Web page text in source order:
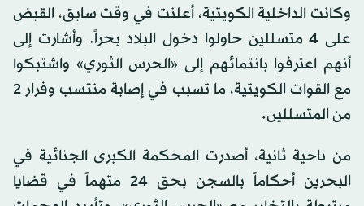
وكانت الداخلية الكويتية، أعلنت في وقت سابق، القبض
على 4 متسللين حاولوا دخول البلاد بحراً. وأشارت إلى
أنهم اعترفوا بانتمائهم إلى «الحرس الثوري» واشتبكوا
مع القوات الكويتية، ما تسبب في إصابة منتسب وفرار 2
من المتسللين.
من ناحية ثانية، أصدرت المحكمة الكبرى الجنائية في
البحرين أحكاماً بالسجن بحق 24 متهماً في قضايا